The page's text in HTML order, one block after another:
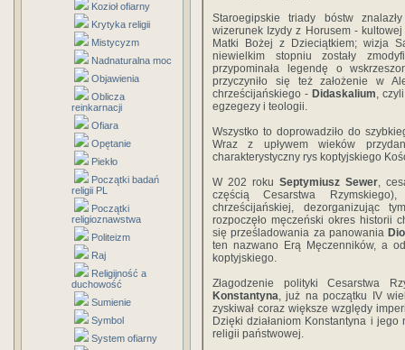
Kozioł ofiarny
Krytyka religii
Mistycyzm
Nadnaturalna moc
Objawienia
Oblicza
reinkarnacji
Ofiara
Opętanie
Piekło
Początki badań
religii PL
Początki
religioznawstwa
Politeizm
Raj
Religijność a
duchowość
Sumienie
Symbol
System ofiarny
Staroegipskie triady bóstw
wizerunek Izydy z Horusem -
Matki Bożej z Dzieciątkiem; wizja
niewielkim stopniu zostały
przypominała legendę o
przyczyniło się też założenie w
chrześcijańskiego - Didaskalium,
egzegezy i teologii.
Wszystko to doprowadziło do
Wraz z upływem wieków
charakterystyczny rys koptyjskiego
W 202 rokuSeptymiusz Sewer,
częścią Cesarstwa
chrześcijańskiej, dezorganizując
rozpoczęło męczeński okres historii
się prześladowania za panowania
ten nazwano Erą Męczenników, a
koptyjskiego.
Złagodzenie polityki Cesarstwa
Konstantyna, już na początku IV
zyskiwał coraz większe względy
Dzięki działaniom Konstantyna i
religii państwowej.